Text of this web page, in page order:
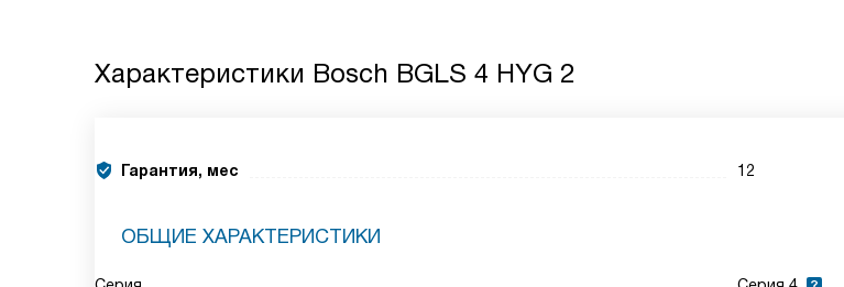
Характеристики Bosch BGLS 4 HYG 2
Гарантия, мес 12
ОБЩИЕ ХАРАКТЕРИСТИКИ